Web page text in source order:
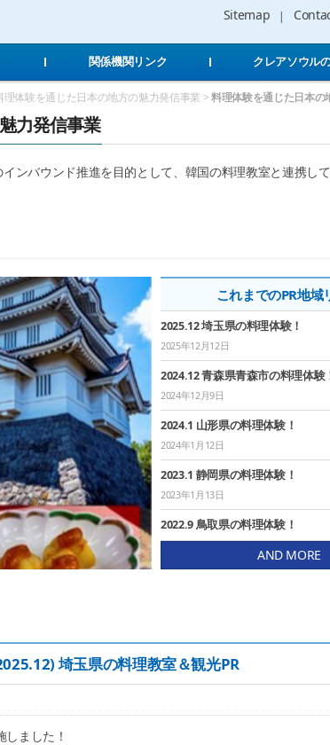
Sitemap
関係機関リンク クレアソウル
体験を通じた日本の地方の魅力発信事業 >料理体験を通じた日本の
力発信事業
ンバウンド推進を目的として、韓国の料理教室と連携し
これまでのPR地域
2025.12 埼玉県の料理体験！
2025年12月12日
2024.12 青森県青森市の料理体験
2024年12月9日
2024.1 山形県の料理体験！
2024年1月12日
2023.1 静岡県の料理体験！
2023年1月13日
2022.9 鳥取県の料理体験！
2022年9月16日（金） 19:00-21:00
2021.12 沖縄県の料理体験！
2021年11月5日（金）15：30~17：30
2021.2 富山県の料理体験！
AND MORE
埼玉県の料理教室＆観光PR
ました！